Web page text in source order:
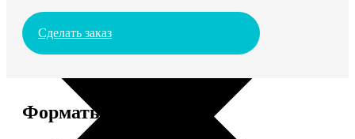
Сделать заказ
Форматы и цены